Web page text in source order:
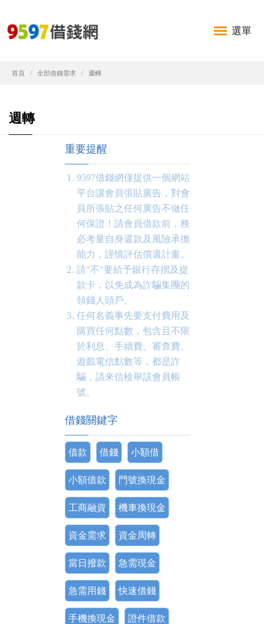
選單
首頁 全部借錢需求 週轉
週轉
重要提醒
9597借錢網僅提供一個網站
平台讓會員張貼廣告，對會
員所張貼之任何廣告不做任
何保證！請會員借款前，務
必考量自身還款及風險承擔
能力，謹慎評估償還計畫。
請"不"要給予銀行存摺及提
款卡，以免成為詐騙集團的
領錢人頭戶。
任何名義事先要支付費用及
購買任何點數，包含且不限
於利息、手續費、審查費、
遊戲電信點數等，都是詐
騙，請來信檢舉該會員帳
號。
借錢關鍵字
借款 借錢 小額借
小額借款 門號換現金
工商融資 機車換現金
資金需求 資金周轉
當日撥款 急需現金
急需用錢 快速借錢
手機換現金 證件借款